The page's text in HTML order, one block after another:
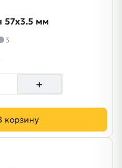
57х3.5 мм
3
+
корзину